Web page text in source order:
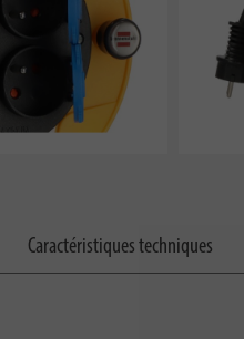
Caractéristiques techniques